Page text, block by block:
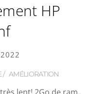
HP
/ AMÉLIORATION